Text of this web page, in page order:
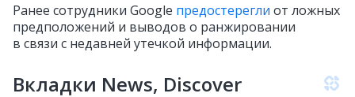
Ранее сотрудники Google предостерегли от ложных
предположений и выводов о ранжировании
в связи с недавней утечкой информации.
Вкладки News, Discover